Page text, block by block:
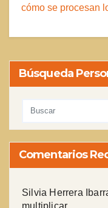
cómo se procesan
Búsqueda
Comentarios
Silvia Herrera